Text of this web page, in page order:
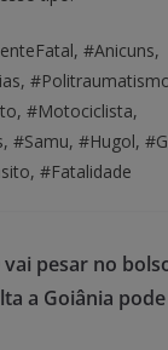
#Anicuns,
#Motociclista,
#Samu, #Hugol,
#Fatalidade
vai pesar no
a Goiânia